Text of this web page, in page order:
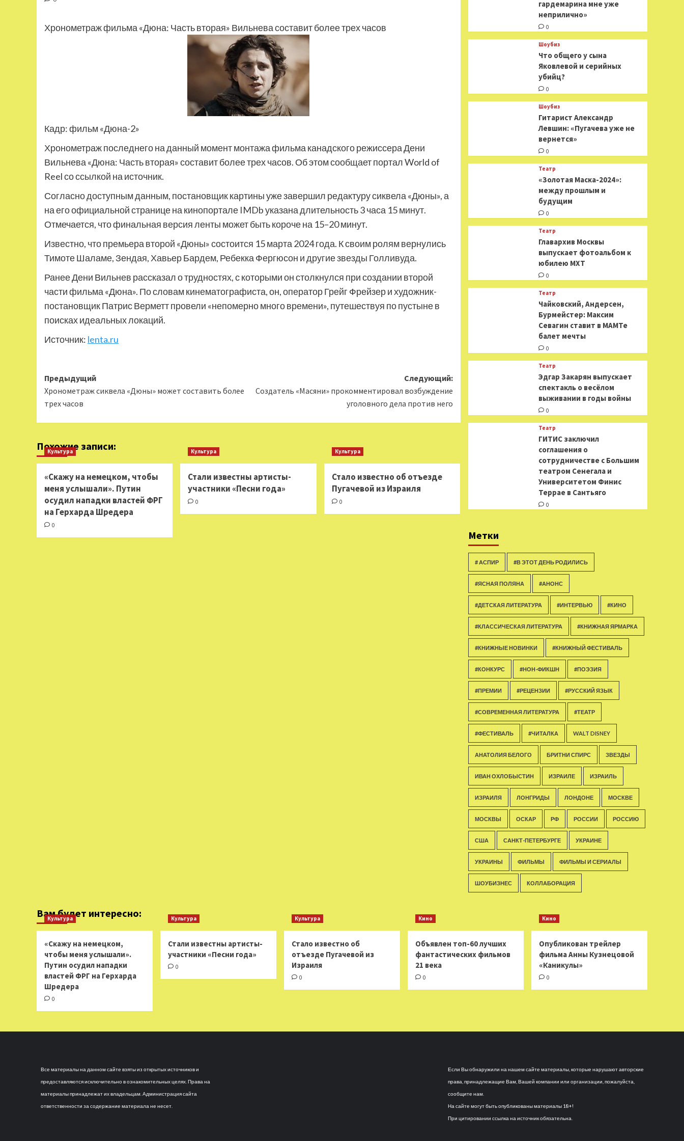
Хронометраж фильма «Дюна: Часть вторая» Вильнева составит более трех часов
Кадр: фильм «Дюна-2»
Хронометраж последнего на данный момент монтажа фильма канадского режиссера Дени
Вильнева «Дюна: Часть вторая» составит более трех часов. Об этом сообщает портал World of
Reel со ссылкой на источник.
Согласно доступным данным, постановщик картины уже завершил редактуру сиквела «Дюны», а
на его официальной странице на кинопортале IMDb указана длительность 3 часа 15 минут.
Отмечается, что финальная версия ленты может быть короче на 15–20 минут.
Известно, что премьера второй «Дюны» состоится 15 марта 2024 года. К своим ролям вернулись
Тимоте Шаламе, Зендая, Хавьер Бардем, Ребекка Фергюсон и другие звезды Голливуда.
Ранее Дени Вильнев рассказал о трудностях, с которыми он столкнулся при создании второй
части фильма «Дюна». По словам кинематографиста, он, оператор Грейг Фрейзер и художник-
постановщик Патрис Верметт провели «непомерно много времени», путешествуя по пустыне в
поисках идеальных локаций.
Источник: lenta.ru
Навигация
записи
Предыдущий
Хронометраж сиквела «Дюны» может составить более
трех часов
Следующий:
Создатель «Масяни» прокомментировал возбуждение
уголовного дела против него
Похожие записи:
Культура
«Скажу на немецком, чтобы
меня услышали». Путин
осудил нападки властей ФРГ
на Герхарда Шредера
0
Культура
Стали известны артисты-
участники «Песни года»
0
Культура
Стало известно об отъезде
Пугачевой из Израиля
0
гардемарина мне уже
неприлично»
0
Шоубиз
Что общего у сына
Яковлевой и серийных
убийц?
0
Шоубиз
Гитарист Александр
Левшин: «Пугачева уже не
вернется»
0
Театр
«Золотая Маска-2024»:
между прошлым и
будущим
0
Театр
​​Главархив Москвы
выпускает фотоальбом к
юбилею МХТ
0
Театр
​​Чайковский, Андерсен,
Бурмейстер: Максим
Севагин ставит в МАМТе
балет мечты
0
Театр
Эдгар Закарян выпускает
спектакль о весёлом
выживании в годы войны
0
Театр
ГИТИС заключил
соглашения о
сотрудничестве с Большим
театром Сенегала и
Университетом Финис
Террае в Сантьяго
0
Метки
# АСПИР #В ЭТОТ ДЕНЬ РОДИЛИСЬ
#ЯСНАЯ ПОЛЯНА #АНОНС
#ДЕТСКАЯ ЛИТЕРАТУРА #ИНТЕРВЬЮ #КИНО
#КЛАССИЧЕСКАЯ ЛИТЕРАТУРА #КНИЖНАЯ ЯРМАРКА
#КНИЖНЫЕ НОВИНКИ #КНИЖНЫЙ ФЕСТИВАЛЬ
#КОНКУРС #НОН-ФИКШН #ПОЭЗИЯ
#ПРЕМИИ #РЕЦЕНЗИИ #РУССКИЙ ЯЗЫК
#СОВРЕМЕННАЯ ЛИТЕРАТУРА #ТЕАТР
#ФЕСТИВАЛЬ #ЧИТАЛКА WALT DISNEY
АНАТОЛИЯ БЕЛОГО БРИТНИ СПИРС ЗВЕЗДЫ
ИВАН ОХЛОБЫСТИН ИЗРАИЛЕ ИЗРАИЛЬ
ИЗРАИЛЯ ЛОНГРИДЫ ЛОНДОНЕ МОСКВЕ
МОСКВЫ ОСКАР РФ РОССИИ РОССИЮ
США САНКТ-ПЕТЕРБУРГЕ УКРАИНЕ
УКРАИНЫ ФИЛЬМЫ ФИЛЬМЫ И СЕРИАЛЫ
ШОУБИЗНЕС КОЛЛАБОРАЦИЯ
Вам будет интересно:
Культура
«Скажу на немецком,
чтобы меня услышали».
Путин осудил нападки
властей ФРГ на Герхарда
Шредера
0
Культура
Стали известны артисты-
участники «Песни года»
0
Культура
Стало известно об
отъезде Пугачевой из
Израиля
0
Кино
Объявлен топ-60 лучших
фантастических фильмов
21 века
0
Кино
Опубликован трейлер
фильма Анны Кузнецовой
«Каникулы»
0
Все материалы на данном сайте взяты из открытых источников и
предоставляются исключительно в ознакомительных целях. Права на
материалы принадлежат их владельцам. Администрация сайта
ответственности за содержание материала не несет.
Если Вы обнаружили на нашем сайте материалы, которые нарушают авторские
права, принадлежащие Вам, Вашей компании или организации, пожалуйста,
сообщите нам.
На сайте могут быть опубликованы материалы 18+!
При цитировании ссылка на источник обязательна.